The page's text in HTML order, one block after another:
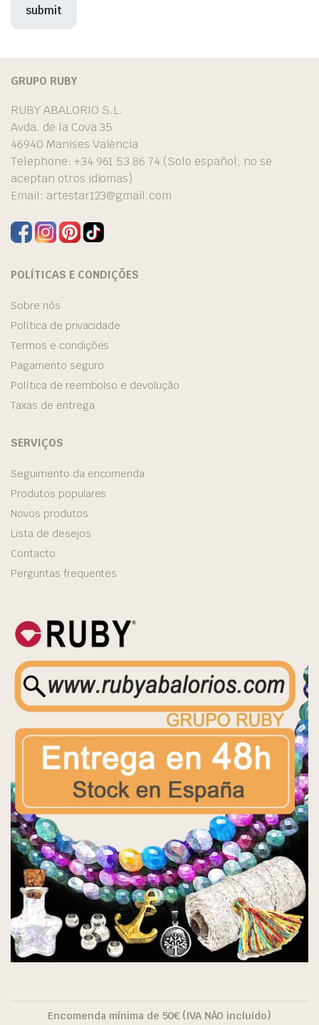
GRUPO RUBY
RUBY ABALORIO S.L.
Avda. de la Cova 35
46940 Manises València
Telephone: +34 961 53 86 74 (Solo español, no se
aceptan otros idiomas)
Email: artestar123@gmail.com
POLÍTICAS E CONDIÇÕES
Sobre nós
Política de privacidade
Termos e condições
Pagamento seguro
Política de reembolso e devolução
Taxas de entrega
SERVIÇOS
Seguimento da encomenda
Produtos populares
Novos produtos
Lista de desejos
Contacto
Perguntas frequentes
Encomenda mínima de 50€ (IVA NÃO incluído)